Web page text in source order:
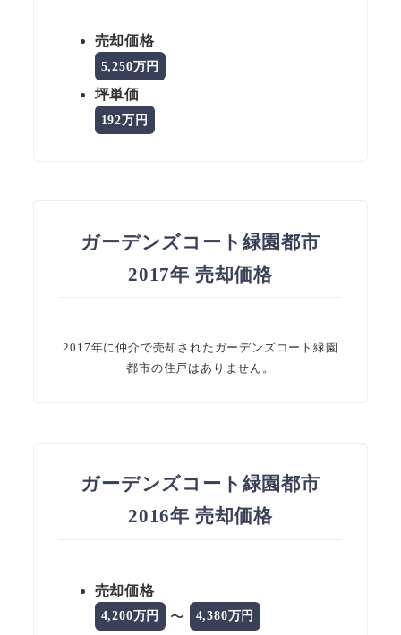
売却価格
5,250万円
坪単価
192万円
ガーデンズコート緑園都市
2017年 売却価格
2017年に仲介で売却されたガーデンズコート緑園
都市の住戸はありません。
ガーデンズコート緑園都市
2016年 売却価格
売却価格
4,200万円 〜 4,380万円